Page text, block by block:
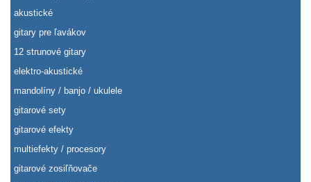
akustické
gitary pre ľavákov
12 strunové gitary
elektro-akustické
mandolíny / banjo / ukulele
gitarové sety
gitarové efekty
multiefekty / procesory
gitarové zosiľňovače